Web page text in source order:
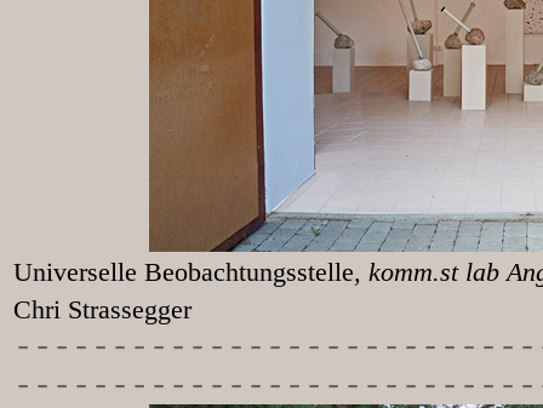
Universelle Beobachtungsstelle,
Chri Strassegger
-----------